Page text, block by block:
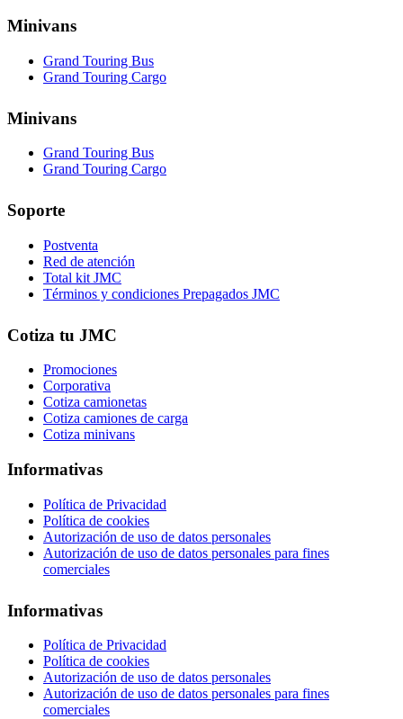
Minivans
Grand Touring Bus
Grand Touring Cargo
Minivans
Grand Touring Bus
Grand Touring Cargo
Soporte
Postventa
Red de atención
Total kit JMC
Términos y condiciones Prepagados JMC
Cotiza tu JMC
Promociones
Corporativa
Cotiza camionetas
Cotiza camiones de carga
Cotiza minivans
Informativas
Política de Privacidad
Política de cookies
Autorización de uso de datos personales
Autorización de uso de datos personales para fines
comerciales
Informativas
Política de Privacidad
Política de cookies
Autorización de uso de datos personales
Autorización de uso de datos personales para fines
comerciales